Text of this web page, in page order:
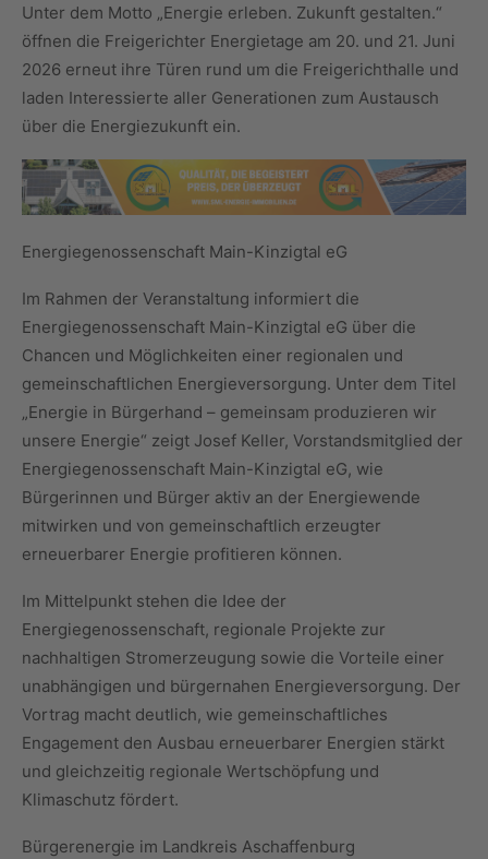
Unter dem Motto „Energie erleben. Zukunft gestalten.“
öffnen die Freigerichter Energietage am 20. und 21. Juni
2026 erneut ihre Türen rund um die Freigerichthalle und
laden Interessierte aller Generationen zum Austausch
über die Energiezukunft ein.
Energiegenossenschaft Main-Kinzigtal eG
Im Rahmen der Veranstaltung informiert die
Energiegenossenschaft Main-Kinzigtal eG über die
Chancen und Möglichkeiten einer regionalen und
gemeinschaftlichen Energieversorgung. Unter dem Titel
„Energie in Bürgerhand – gemeinsam produzieren wir
unsere Energie“ zeigt Josef Keller, Vorstandsmitglied der
Energiegenossenschaft Main-Kinzigtal eG, wie
Bürgerinnen und Bürger aktiv an der Energiewende
mitwirken und von gemeinschaftlich erzeugter
erneuerbarer Energie profitieren können.
Im Mittelpunkt stehen die Idee der
Energiegenossenschaft, regionale Projekte zur
nachhaltigen Stromerzeugung sowie die Vorteile einer
unabhängigen und bürgernahen Energieversorgung. Der
Vortrag macht deutlich, wie gemeinschaftliches
Engagement den Ausbau erneuerbarer Energien stärkt
und gleichzeitig regionale Wertschöpfung und
Klimaschutz fördert.
Bürgerenergie im Landkreis Aschaffenburg